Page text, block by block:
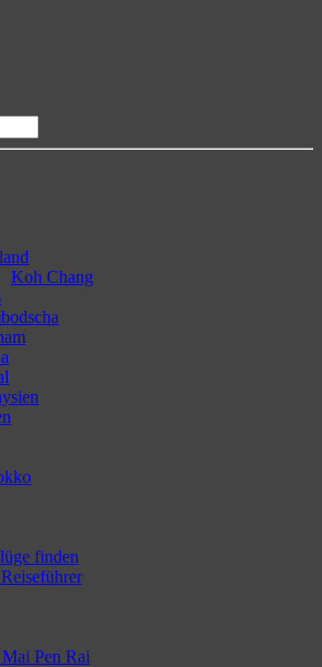
Koh Chang
finden
Pen Rai